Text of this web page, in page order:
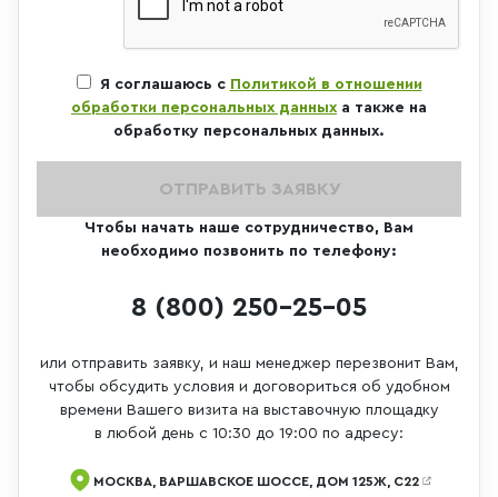
Чтобы начать наше сотрудничество, Вам
необходимо позвонить по телефону:
8 (800) 250-25-05
или отправить заявку, и наш менеджер перезвонит Вам,
чтобы обсудить условия и договориться об удобном
времени Вашего визита на выставочную площадку
в любой день с 10:30 до 19:00 по адресу:
МОСКВА, ВАРШАВСКОЕ ШОССЕ, ДОМ 125Ж, С22
Я соглашаюсь с Политикой в отношении
обработки персональных данных а также на
обработку персональных данных.
ОТПРАВИТЬ ЗАЯВКУ